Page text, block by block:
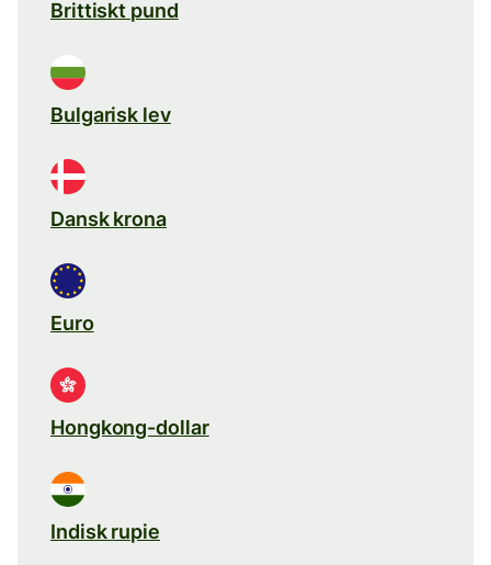
Brittiskt pund
Bulgarisk lev
Dansk krona
Euro
Hongkong-dollar
Indisk rupie